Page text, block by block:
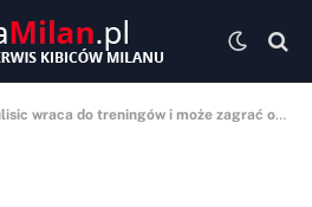
do treningów i może zagrać od początku w meczu Milanu z Genoą